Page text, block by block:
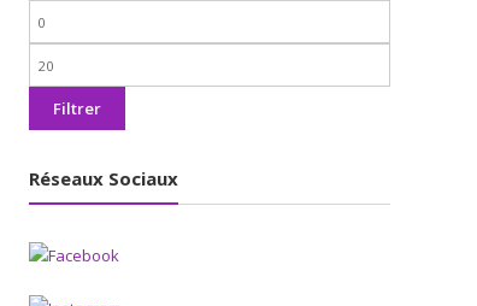
Prix
min
Prix
max
Filtrer
Réseaux Sociaux